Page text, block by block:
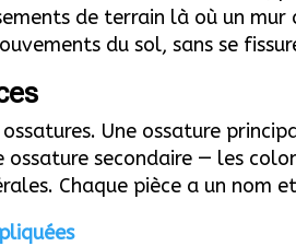
de terrain là où un
du sol, sans se
Une ossature
ossature secondaire — les
Chaque pièce a un nom